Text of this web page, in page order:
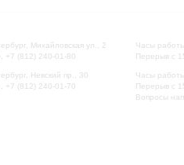
Михайловская ул., 2
+7 (812) 240-01-80
Невский пр., 30
+7 (812) 240-01-70
Часы
Перерыв с
Часы
Перерыв с
Вопросы